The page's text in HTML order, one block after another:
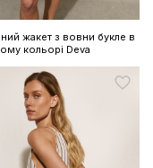
жакет з вовни букле в
кольорі Deva